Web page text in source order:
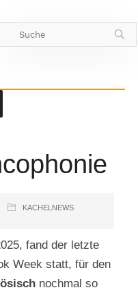
KACHELNEWS
fand der letzte
Week statt, für den
nochmal so